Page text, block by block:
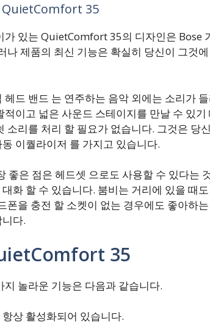
QuietComfort 35
가 있는 QuietComfort 35의 디자인은 Bose
나 제품의 최신 기능은 확실히 당신이 그것
헤드 밴드 는 연주하는 음악 외에는 소리가
적이고 넓은 사운드 스테이지를 만날 수 있
소리를 처리 할 필요가 없습니다. 그것은 당
이퀄라이저 를 가지고 있습니다.
은 점은 헤드셋 으로도 사용할 수 있다는
화 할 수 있습니다. 붐비는 거리에 있을 때
폰을 충전 할 소켓이 없는 경우에도 좋아하
다.
35
지 놀라운 기능은 다음과 같습니다.
상 활성화되어 있습니다.